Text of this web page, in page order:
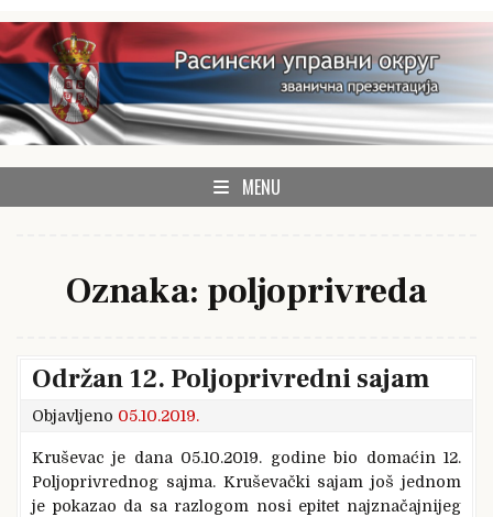
Skip
to
content
Rasinski okrug
zvanična prezentacija Rasinskog upravnog okruga
MENU
Oznaka: poljoprivreda
Održan 12. Poljoprivredni sajam
Objavljeno 05.10.2019.
Kruševac je dana 05.10.2019. godine bio domaćin 12.
Poljoprivrednog sajma. Kruševački sajam još jednom
je pokazao da sa razlogom nosi epitet najznačajnijeg